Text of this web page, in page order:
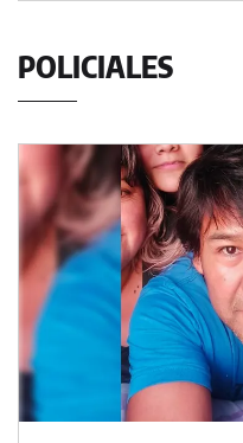
POLICIALES